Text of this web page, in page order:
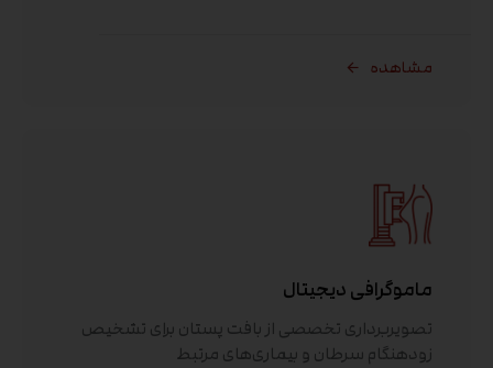
مشاهده
ماموگرافی دیجیتال
تصویربرداری تخصصی از بافت پستان برای تشخیص
زودهنگام سرطان و بیماری‌های مرتبط